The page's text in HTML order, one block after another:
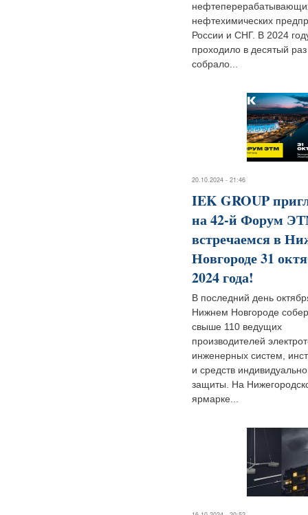
нефтехимических
России и СНГ. В 2024
проходило в десятый
собрало...
20.10.2024 - 21:46
IEK GROUP
на 42-й Форум
встречаемся в
Новгороде 31
2024 года!
В последний день
Нижнем Новгороде
свыше 110 ведущих
производителей
инженерных систем,
и средств
защиты. На
ярмарке...